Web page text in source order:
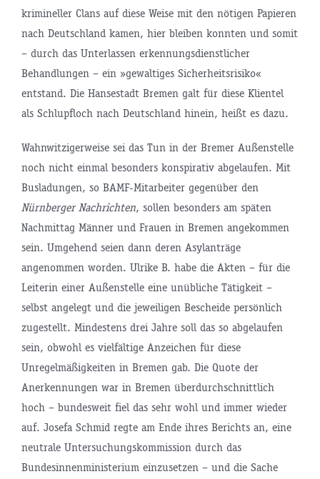
krimineller Clans auf diese Weise mit den nötigen Papieren
nach Deutschland kamen, hier bleiben konnten und somit
– durch das Unterlassen erkennungsdienstlicher
Behandlungen – ein »gewaltiges Sicherheitsrisiko«
entstand. Die Hansestadt Bremen galt für diese Klientel
als Schlupfloch nach Deutschland hinein, heißt es dazu.
Wahnwitzigerweise sei das Tun in der Bremer Außenstelle
noch nicht einmal besonders konspirativ abgelaufen. Mit
Busladungen, so BAMF-Mitarbeiter gegenüber den
Nürnberger Nachrichten, sollen besonders am späten
Nachmittag Männer und Frauen in Bremen angekommen
sein. Umgehend seien dann deren Asylanträge
angenommen worden. Ulrike B. habe die Akten – für die
Leiterin einer Außenstelle eine unübliche Tätigkeit –
selbst angelegt und die jeweiligen Bescheide persönlich
zugestellt. Mindestens drei Jahre soll das so abgelaufen
sein, obwohl es vielfältige Anzeichen für diese
Unregelmäßigkeiten in Bremen gab. Die Quote der
Anerkennungen war in Bremen überdurchschnittlich
hoch – bundesweit fiel das sehr wohl und immer wieder
auf. Josefa Schmid regte am Ende ihres Berichts an, eine
neutrale Untersuchungskommission durch das
Bundesinnenministerium einzusetzen – und die Sache